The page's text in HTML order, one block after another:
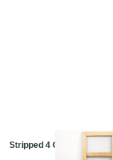
Stripped 4 Glass